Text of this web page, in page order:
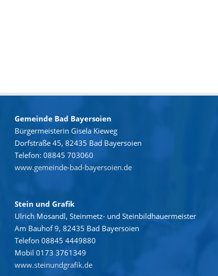
Gemeinde Bad Bayersoien
Bürgermeisterin Gisela Kieweg
Dorfstraße 45, 82435 Bad Bayersoien
Telefon: 08845 703060
www.gemeinde-bad-bayersoien.de
Stein und Grafik
Ulrich Mosandl, Steinmetz- und Steinbildhauermeister
Am Bauhof 9, 82435 Bad Bayersoien
Telefon 08845 4449880
Mobil 0173 3761349
www.steinundgrafik.de